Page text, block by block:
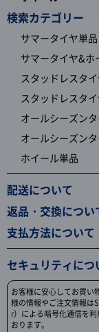
検索カテゴリー
サマータイヤ単品
サマータイヤ&ホ
スタッドレスタ
スタッドレスタ
オールシーズン
オールシーズン
ホイール単品
配送について
返品・交換につい
支払方法について
セキュリティにつ
お客様に安心してお買い
様の情報やご注文情報は
r）による暗号化通信を
おります。